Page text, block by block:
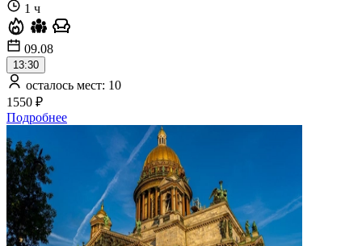
1 ч
09.08
13:30
осталось мест: 10
1550 ₽
Подробнее